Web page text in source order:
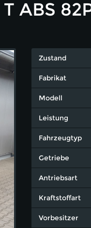
ABS
Zustand
Fabrikat
Modell
Leistung
Fahrzeugtyp
Getriebe
Antriebsart
Kraftstoffart
Vorbesitzer